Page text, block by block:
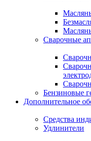
Сварочные
Бензиновые
Дополнительное
Средства
Удлинители